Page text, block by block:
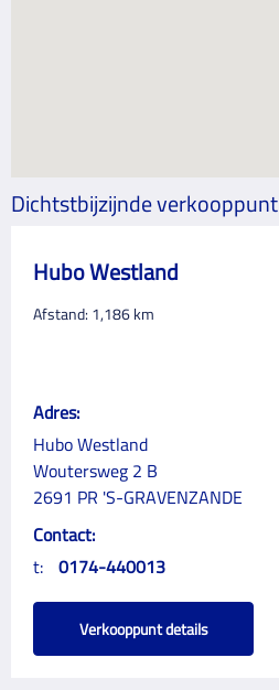
Dichtstbijzijnde verkooppunt
Hubo Westland
Afstand: 1,186km
Adres:
Hubo Westland
Woutersweg 2 B
2691 PR 'S-GRAVENZANDE
Contact:
t: 0174-440013
Verkooppunt details